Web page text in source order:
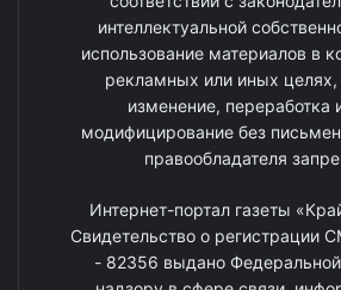
интеллектуальной
использование материалов в
рекламных или иных целях,
изменение, переработка
модифицирование без
правообладателя
Интернет-портал газеты
Свидетельство о
- 82356 выдано